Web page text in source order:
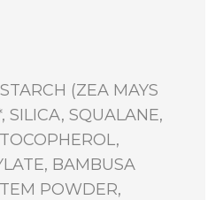
(ZEA MAYS
SILICA, SQUALANE,
BAMBUSA
POWDER,